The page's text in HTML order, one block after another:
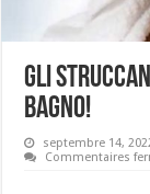
Gli
bagno!
septembre 14,
Commentaires